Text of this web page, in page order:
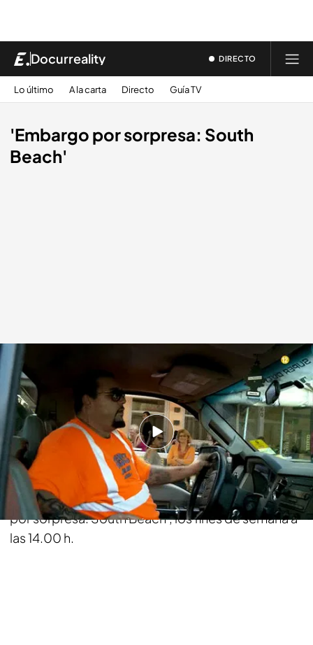
Docurreality DIRECTO
Lo último A la carta Directo Guía TV
'Embargo por sorpresa: South
Beach'
telecinco.es
03 MAY 2013 - 15:02h.
Compartir
Un negocio familiar, en la zona más popular de
Miami, hay que defenderlo como sea. 'Embargo
por sorpresa: South Beach', los fines de semana a
las 14.00 h.